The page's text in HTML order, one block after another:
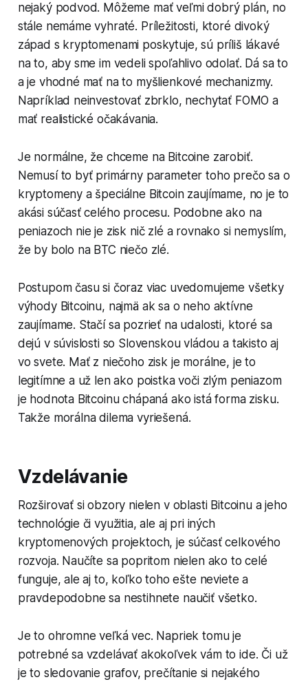
nejaký podvod. Môžeme mať veľmi dobrý plán, no
stále nemáme vyhraté. Príležitosti, ktoré divoký
západ s kryptomenami poskytuje, sú príliš lákavé
na to, aby sme im vedeli spoľahlivo odolať. Dá sa to
a je vhodné mať na to myšlienkové mechanizmy.
Napríklad neinvestovať zbrklo, nechytať FOMO a
mať realistické očakávania.
Je normálne, že chceme na Bitcoine zarobiť.
Nemusí to byť primárny parameter toho prečo sa o
kryptomeny a špeciálne Bitcoin zaujímame, no je to
akási súčasť celého procesu. Podobne ako na
peniazoch nie je zisk nič zlé a rovnako si nemyslím,
že by bolo na BTC niečo zlé.
Postupom času si čoraz viac uvedomujeme všetky
výhody Bitcoinu, najmä ak sa o neho aktívne
zaujímame. Stačí sa pozrieť na udalosti, ktoré sa
dejú v súvislosti so Slovenskou vládou a takisto aj
vo svete. Mať z niečoho zisk je morálne, je to
legitímne a už len ako poistka voči zlým peniazom
je hodnota Bitcoinu chápaná ako istá forma zisku.
Takže morálna dilema vyriešená.
Vzdelávanie
Rozširovať si obzory nielen v oblasti Bitcoinu a jeho
technológie či využitia, ale aj pri iných
kryptomenových projektoch, je súčasť celkového
rozvoja. Naučíte sa popritom nielen ako to celé
funguje, ale aj to, koľko toho ešte neviete a
pravdepodobne sa nestihnete naučiť všetko.
Je to ohromne veľká vec. Napriek tomu je
potrebné sa vzdelávať akokoľvek vám to ide. Či už
je to sledovanie grafov, prečítanie si nejakého